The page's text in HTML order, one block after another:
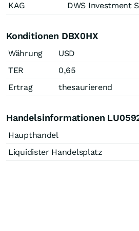
KAG
DWS Investment
Konditionen DBX0HX
Währung
USD
TER
0,65
Ertrag
thesaurierend
Handelsinformationen
Haupthandel
Liquidister Handelsplatz